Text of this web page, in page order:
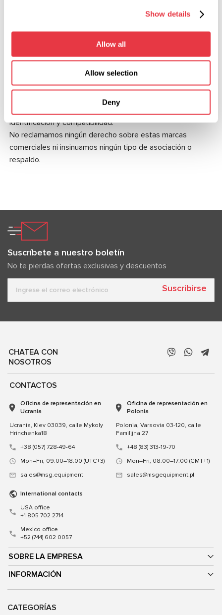
Show details
Allow all
Allow selection
Deny
actualizaciones de software y soporte técnico,
garantizando funciones actualizadas y compatibilidad con
El dispositivo LOKI/LOKI PRO es independiente y no está
afiliado ni respaldado por Tesla, Inc. ni por Rivian
Automotive, Inc.
Todas las referencias a Tesla y Rivian son propiedad de sus
respectivos dueños y se utilizan únicamente con fines de
identificación y compatibilidad.
No reclamamos ningún derecho sobre estas marcas
comerciales ni insinuamos ningún tipo de asociación o
respaldo.
Suscríbete a nuestro boletín
No te pierdas ofertas exclusivas y descuentos
Suscribirse
CHATEA CON
NOSOTROS
SOBRE LA EMPRESA
INFORMACIÓN
CONTACTOS
Oficina de representación en
Ucrania
Ucrania, Kiev 03039, calle Mykoly
Hrinchenka18
+38 (057) 728-49-64
Mon–Fri, 09:00–18:00 (UTC+3)
sales@msg.equipment
Oficina de representación en
Polonia
Polonia, Varsovia 03-120, calle
Familijna 27
+48 (83) 313-19-70
Mon–Fri, 08:00–17:00 (GMT+1)
sales@msgequipment.pl
International contacts
USA office
+1 805 702 2714
Mexico office
+52 (744) 602 0057
CATEGORÍAS